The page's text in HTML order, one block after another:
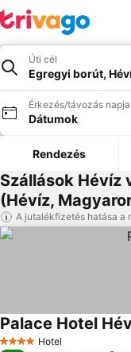
Úti cél
Egregyi borút,
Érkezés/távozás napja
Dátumok
Rendezés
Szállások Hévíz
(Hévíz,
A jutalékfizetés hatása a
4 KategóriaHotel
Palace Hotel